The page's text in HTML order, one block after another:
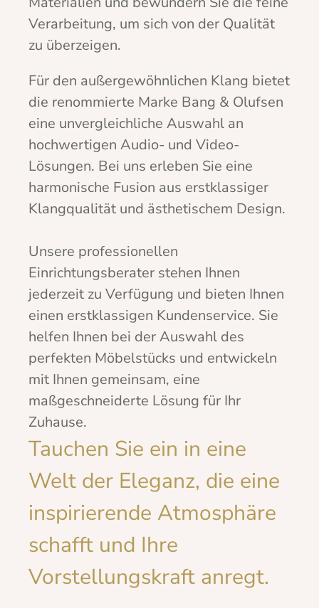
Verarbeitung, um sich von der Qualität
zu überzeigen.
Für den außergewöhnlichen Klang bietet
die renommierte Marke Bang & Olufsen
eine unvergleichliche Auswahl an
hochwertigen Audio- und Video-
Lösungen. Bei uns erleben Sie eine
harmonische Fusion aus erstklassiger
Klangqualität und ästhetischem Design.
Unsere professionellen
Einrichtungsberater stehen Ihnen
jederzeit zu Verfügung und bieten Ihnen
einen erstklassigen Kundenservice. Sie
helfen Ihnen bei der Auswahl des
perfekten Möbelstücks und entwickeln
mit Ihnen gemeinsam, eine
maßgeschneiderte Lösung für Ihr
Zuhause.
Tauchen Sie ein in eine
Welt der Eleganz, die eine
inspirierende Atmosphäre
schafft und Ihre
Vorstellungskraft anregt.